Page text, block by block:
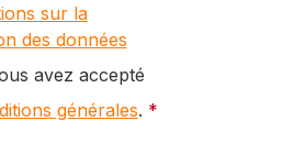
sur la
des données
avez accepté
générales. *